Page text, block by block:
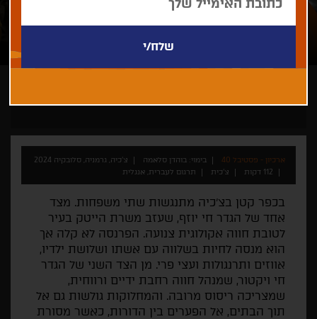
ארכיון - פסטיבל 40 בימוי: בוהדן סלאמה
צ'כיה, גרמניה, סלובקיה 2024
112 דקות
צ'כית תרגום לעברית, אנגלית
בכפר קטן בצ'כיה מתנגשות שתי משפחות. מצד
אחד של הגדר חי יוזף, שעזב משרת הייטק בעיר
לטובת חווה אקולוגית צנועה. הפרנסה לא קלה אך
הוא מנסה לחיות בשלווה עם אשתו ושלושת ילדיו,
אווזים ותרנגולות ועצי פרי. מן הצד השני של הגדר
חי ויקטור, שמנהל חווה רחבת ידיים ורווחית,
שמצריכה ריסוס מרובה. והמחלוקות גולשות גם אל
תוך הבתים, אל הפערים בין הדורות, כאשר מסורת